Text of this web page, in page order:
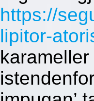
https://
lipitor-